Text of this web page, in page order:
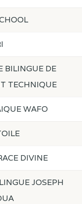
BILINGUE DE
TECHNIQUE
WAFO
DIVINE
JOSEPH